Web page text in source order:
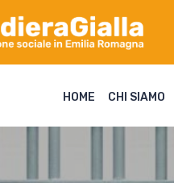
HOME CHI SIAMO